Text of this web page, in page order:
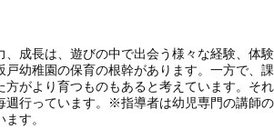
、成長は、遊びの中で出会う様々な経験、体験
戸幼稚園の保育の根幹があります。一方で、課
方がより育つものもあると考えています。それ
週行っています。※指導者は幼児専門の講師の
す。